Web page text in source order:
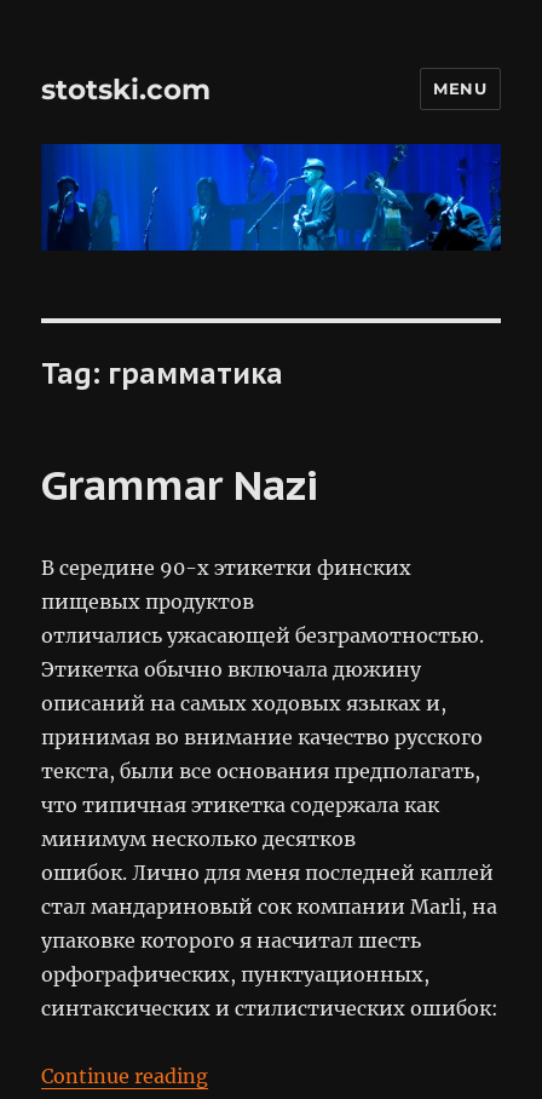
stotski.com MENU
Tag: грамматика
Grammar Nazi
В середине 90-х этикетки финских
пищевых продуктов
отличались ужасающей безграмотностью.
Этикетка обычно включала дюжину
описаний на самых ходовых языках и,
принимая во внимание качество русского
текста, были все основания предполагать,
что типичная этикетка содержала как
минимум несколько десятков
ошибок. Лично для меня последней каплей
стал мандариновый сок компании Marli, на
упаковке которого я насчитал шесть
орфографических, пунктуационных,
синтаксических и стилистических ошибок:
Continue reading“Grammar Nazi”